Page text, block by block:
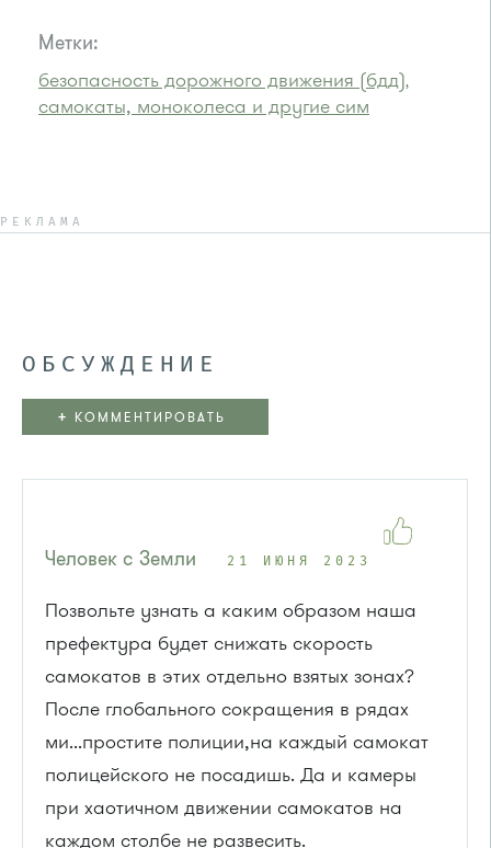
Метки:
безопасность дорожного движения (бдд),
самокаты, моноколеса и другие сим
РЕКЛАМА
ОБСУЖДЕНИЕ
+ КОММЕНТИРОВАТЬ
Человек с Земли 21 ИЮНЯ 2023
Позвольте узнать а каким образом наша
префектура будет снижать скорость
самокатов в этих отдельно взятых зонах?
После глобального сокращения в рядах
ми...простите полиции,на каждый самокат
полицейского не посадишь. Да и камеры
при хаотичном движении самокатов на
каждом столбе не развесить.